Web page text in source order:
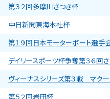
第３２回多摩川さつき杯
中日新聞東海本社杯
第１９回日本モーターボート選手
デイリースポーツ杯争奪第３６回
ヴィーナスシリーズ第３戦 マク
第５２回岩田杯